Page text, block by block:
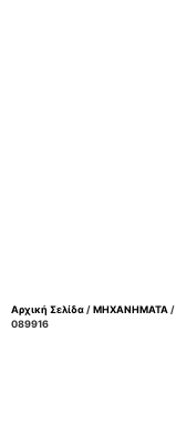
Αρχική Σελίδα/ΜΗΧΑΝΗΜΑΤΑ /
089916